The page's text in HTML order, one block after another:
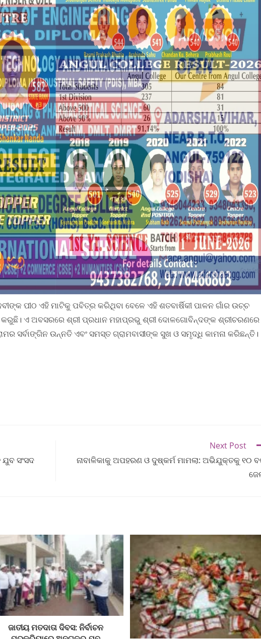
ପୀଠ ଏହି ମାଟିକୁ ପବିତ୍ର କରିଥିବା ବେଳେ ଏହି ଶତବାର୍ଷିକୀ ପାଳନ ଗାଁର ଉଚ୍ଚ
ଏ ଅବସରରେ ଶ୍ରୀ ପ୍ରଧାନ ମହାପ୍ରଭୁ ଶ୍ରୀ ଦୋଳଗୋବିନ୍ଦଙ୍କ ଶ୍ରୀଚରଣରେ
ସର୍ବାଙ୍ଗିନ ଉନ୍ନତି ଏବଂ ସମସ୍ତ ଗ୍ରାମବାସୀଙ୍କ ସୁଖ ଓ ସମୃଦ୍ଧି କାମନା କରିଛନ୍ତି।
ସଂସଦ
Next Post
ନାବାଳିକାକୁ ଅପହରଣ ଓ ଦୁଷ୍କର୍ମ ମାମଲା: ଅଭିଯୁକ୍ତକୁ ୧୦
ଜାତୀୟ ମତଦାତା ଦିବସ: ନିର୍ବାଚନ